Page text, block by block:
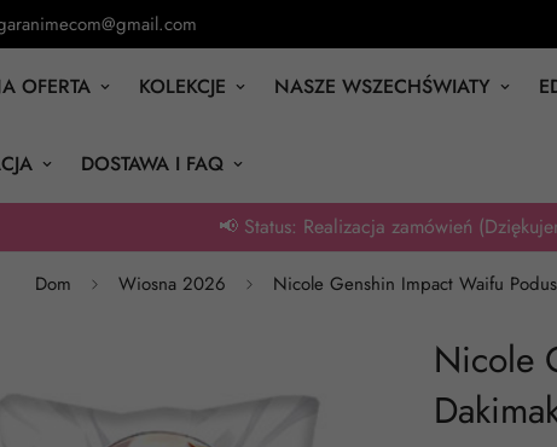
OFERTA KOLEKCJE NASZE WSZECHŚWIATY
DOSTAWA I FAQ
📢 Status: Realizacja zamówień
Dom Wiosna 2026 Nicole Genshin Impact Waifu
Nicole